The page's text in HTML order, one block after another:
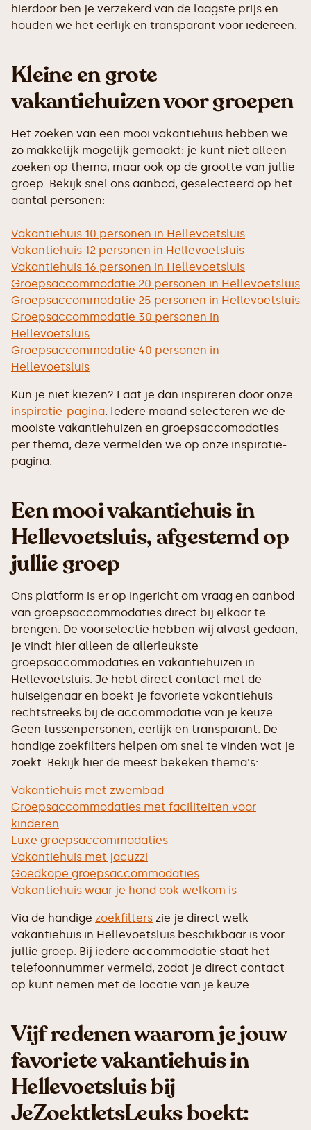
hierdoor ben je verzekerd van de laagste prijs en
houden we het eerlijk en transparant voor iedereen.
Kleine en grote
vakantiehuizen voor groepen
Het zoeken van een mooi vakantiehuis hebben we
zo makkelijk mogelijk gemaakt: je kunt niet alleen
zoeken op thema, maar ook op de grootte van jullie
groep. Bekijk snel ons aanbod, geselecteerd op het
aantal personen:
Vakantiehuis 10 personen in Hellevoetsluis
Vakantiehuis 12 personen in Hellevoetsluis
Vakantiehuis 16 personen in Hellevoetsluis
Groepsaccommodatie 20 personen in Hellevoetsluis
Groepsaccommodatie 25 personen in Hellevoetsluis
Groepsaccommodatie 30 personen in
Hellevoetsluis
Groepsaccommodatie 40 personen in
Hellevoetsluis
Kun je niet kiezen? Laat je dan inspireren door onze
inspiratie-pagina. Iedere maand selecteren we de
mooiste vakantiehuizen en groepsaccomodaties
per thema, deze vermelden we op onze inspiratie-
pagina.
Een mooi vakantiehuis in
Hellevoetsluis, afgestemd op
jullie groep
Ons platform is er op ingericht om vraag en aanbod
van groepsaccommodaties direct bij elkaar te
brengen. De voorselectie hebben wij alvast gedaan,
je vindt hier alleen de allerleukste
groepsaccommodaties en vakantiehuizen in
Hellevoetsluis. Je hebt direct contact met de
huiseigenaar en boekt je favoriete vakantiehuis
rechtstreeks bij de accommodatie van je keuze.
Geen tussenpersonen, eerlijk en transparant. De
handige zoekfilters helpen om snel te vinden wat je
zoekt. Bekijk hier de meest bekeken thema's:
Vakantiehuis met zwembad
Groepsaccommodaties met faciliteiten voor
kinderen
Luxe groepsaccommodaties
Vakantiehuis met jacuzzi
Goedkope groepsaccommodaties
Vakantiehuis waar je hond ook welkom is
Via de handige zoekfilters zie je direct welk
vakantiehuis in Hellevoetsluis beschikbaar is voor
jullie groep. Bij iedere accommodatie staat het
telefoonnummer vermeld, zodat je direct contact
op kunt nemen met de locatie van je keuze.
Vijf redenen waarom je jouw
favoriete vakantiehuis in
Hellevoetsluis bij
JeZoektIetsLeuks boekt: